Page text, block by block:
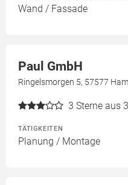
Wand / Fassade
Paul GmbH
Ringelsmorgen 5, 57577
3 Sterne aus
TÄTIGKEITEN
Planung / Montage